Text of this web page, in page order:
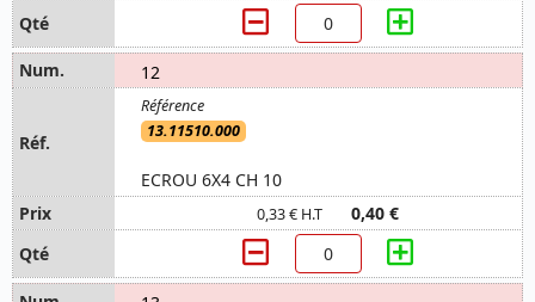
12
13.11510.000
ECROU 6X4 CH 10
0,33 € H.T 0,40 €